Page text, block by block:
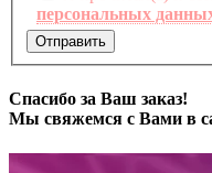
персональных
Отправить
Спасибо за Ваш заказ!
Мы свяжемся с Вами в